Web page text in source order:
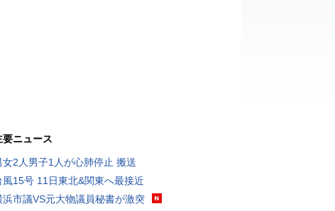
要ニュース
女2人男子1人が心肺停止 搬送
風15号 11日東北&関東へ最接近
浜市議VS元大物議員秘書が激突